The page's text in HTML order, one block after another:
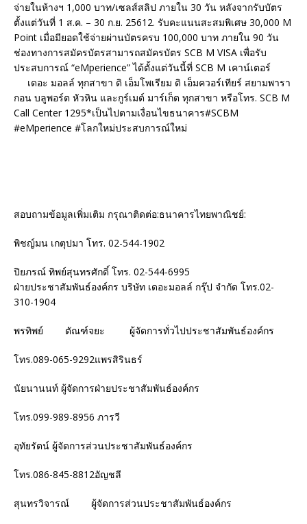
จ่ายในห้างฯ 1,000 บาท/เซลส์สลิป ภายใน 30 วัน หลังจากรับบัตร
ตั้งแต่วันที่ 1 ส.ค. – 30 ก.ย. 25612. รับคะแนนสะสมพิเศษ 30,000 M
Point เมื่อมียอดใช้จ่ายผ่านบัตรครบ 100,000 บาท ภายใน 90 วัน
ช่องทางการสมัครบัตรสามารถสมัครบัตร SCB M VISA เพื่อรับ
ประสบการณ์ “eMperience” ได้ตั้งแต่วันนี้ที่ SCB M เคาน์เตอร์
เดอะ มอลล์ ทุกสาขา ดิ เอ็มโพเรียม ดิ เอ็มควอร์เทียร์ สยามพารา
กอน บลูพอร์ต หัวหิน และกูร์เมต์ มาร์เก็ต ทุกสาขา หรือโทร. SCB M
Call Center 1295*เป็นไปตามเงื่อนไขธนาคาร#SCBM
#eMperience #โลกใหม่ประสบการณ์ใหม่
สอบถามข้อมูลเพิ่มเติม กรุณาติดต่อ:ธนาคารไทยพาณิชย์:
พิชญ์มน เกตุปมา โทร. 02-544-1902
ปิยภรณ์ ทิพย์สุนทรศักดิ์ โทร. 02-544-6995
ฝ่ายประชาสัมพันธ์องค์กร บริษัท เดอะมอลล์ กรุ๊ป จำกัด โทร.02-
310-1904
พรทิพย์ ตัณฑ์จยะ ผู้จัดการทั่วไปประชาสัมพันธ์องค์กร
โทร.089-065-9292แพรสิรินธร์
นัยนานนท์ ผู้จัดการฝ่ายประชาสัมพันธ์องค์กร
โทร.099-989-8956 ภารวี
อุทัยรัตน์ ผู้จัดการส่วนประชาสัมพันธ์องค์กร
โทร.086-845-8812อัญชลี
สุนทรวิจารณ์ ผู้จัดการส่วนประชาสัมพันธ์องค์กร